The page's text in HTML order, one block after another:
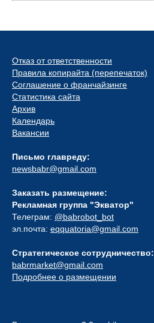
Отказ от ответственности
Правила копирайта (перепечаток)
Соглашение о франчайзинге
Статистика сайта
Архив
Календарь
Вакансии
Письмо главреду:
newsbabr@gmail.com
Заказать размещение:
Рекламная группа "Экватор"
Телеграм: @babrobot_bot
эл.почта: eqquatoria@gmail.com
Стратегическое сотрудничество:
babrmarket@gmail.com
Подробнее о размещении